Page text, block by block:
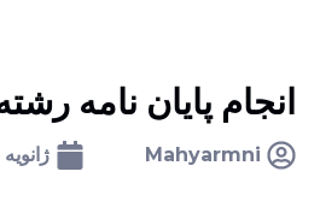
انجام پایان نامه
Mahyarmni ژانویه 11, 2026